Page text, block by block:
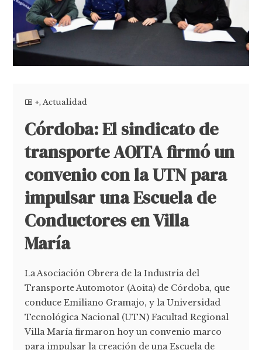
+,Actualidad
Córdoba: El sindicato de
transporte AOITA firmó un
convenio con la UTN para
impulsar una Escuela de
Conductores en Villa
María
La Asociación Obrera de la Industria del
Transporte Automotor (Aoita) de Córdoba, que
conduce Emiliano Gramajo, y la Universidad
Tecnológica Nacional (UTN) Facultad Regional
Villa María firmaron hoy un convenio marco
para impulsar la creación de una Escuela de